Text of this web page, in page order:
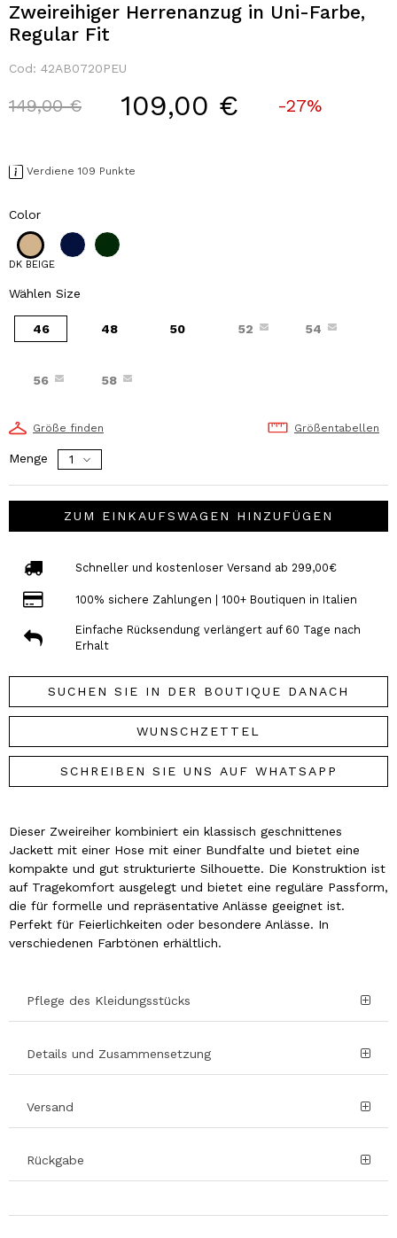
Zweireihiger Herrenanzug in Uni-Farbe,
Regular Fit
Cod: 42AB0720PEU
Price reduced from
149,00 €to 109,00 € -27%
Verdiene 109 Punkte
Color
DK BEIGE
Wählen Size
46 48 50 52 54
56 58
Größe finden Größentabellen
Menge
ZUM EINKAUFSWAGEN HINZUFÜGEN
Schneller und kostenloser Versand ab 299,00€
100% sichere Zahlungen | 100+ Boutiquen in Italien
Einfache Rücksendung verlängert auf 60 Tage nach
Erhalt
SUCHEN SIE IN DER BOUTIQUE DANACH
WUNSCHZETTEL
SCHREIBEN SIE UNS AUF WHATSAPP
Dieser Zweireiher kombiniert ein klassisch geschnittenes
Jackett mit einer Hose mit einer Bundfalte und bietet eine
kompakte und gut strukturierte Silhouette. Die Konstruktion ist
auf Tragekomfort ausgelegt und bietet eine reguläre Passform,
die für formelle und repräsentative Anlässe geeignet ist.
Perfekt für Feierlichkeiten oder besondere Anlässe. In
verschiedenen Farbtönen erhältlich.
Pflege des Kleidungsstücks
Details und Zusammensetzung
Versand
Rückgabe